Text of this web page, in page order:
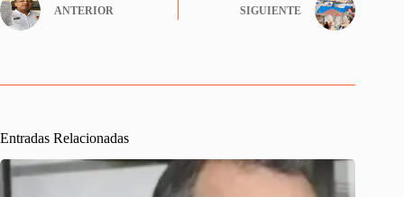
ANTERIOR SIGUIENTE
Entradas Relacionadas